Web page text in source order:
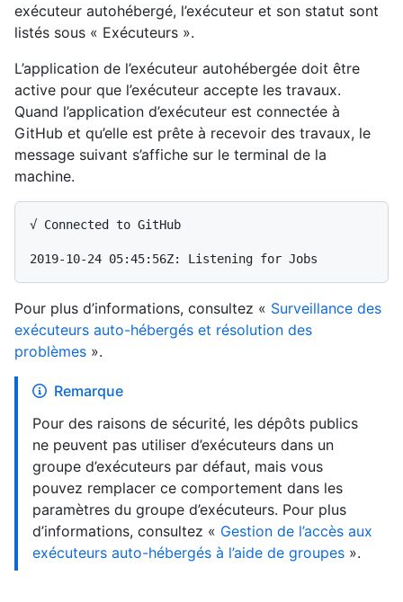
exécuteur autohébergé, l’exécuteur et son statut sont
listés sous « Exécuteurs ».
L’application de l’exécuteur autohébergée doit être
active pour que l’exécuteur accepte les travaux.
Quand l’application d’exécuteur est connectée à
GitHub et qu’elle est prête à recevoir des travaux, le
message suivant s’affiche sur le terminal de la
machine.
√ Connected to GitHub
Pour plus d’informations, consultez « Surveillance des
exécuteurs auto-hébergés et résolution des
problèmes ».
Remarque
Pour des raisons de sécurité, les dépôts publics
ne peuvent pas utiliser d’exécuteurs dans un
groupe d’exécuteurs par défaut, mais vous
pouvez remplacer ce comportement dans les
paramètres du groupe d’exécuteurs. Pour plus
d’informations, consultez « Gestion de l’accès aux
exécuteurs auto-hébergés à l’aide de groupes ».